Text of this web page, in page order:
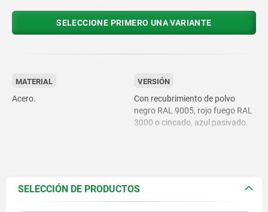
SELECCIONE PRIMERO UNA VARIANTE
MATERIAL
Acero.
VERSIÓN
Con recubrimiento de polvo
negro RAL 9005, rojo fuego RAL
3000 o cincado, azul pasivado.
SELECCIÓN DE PRODUCTOS